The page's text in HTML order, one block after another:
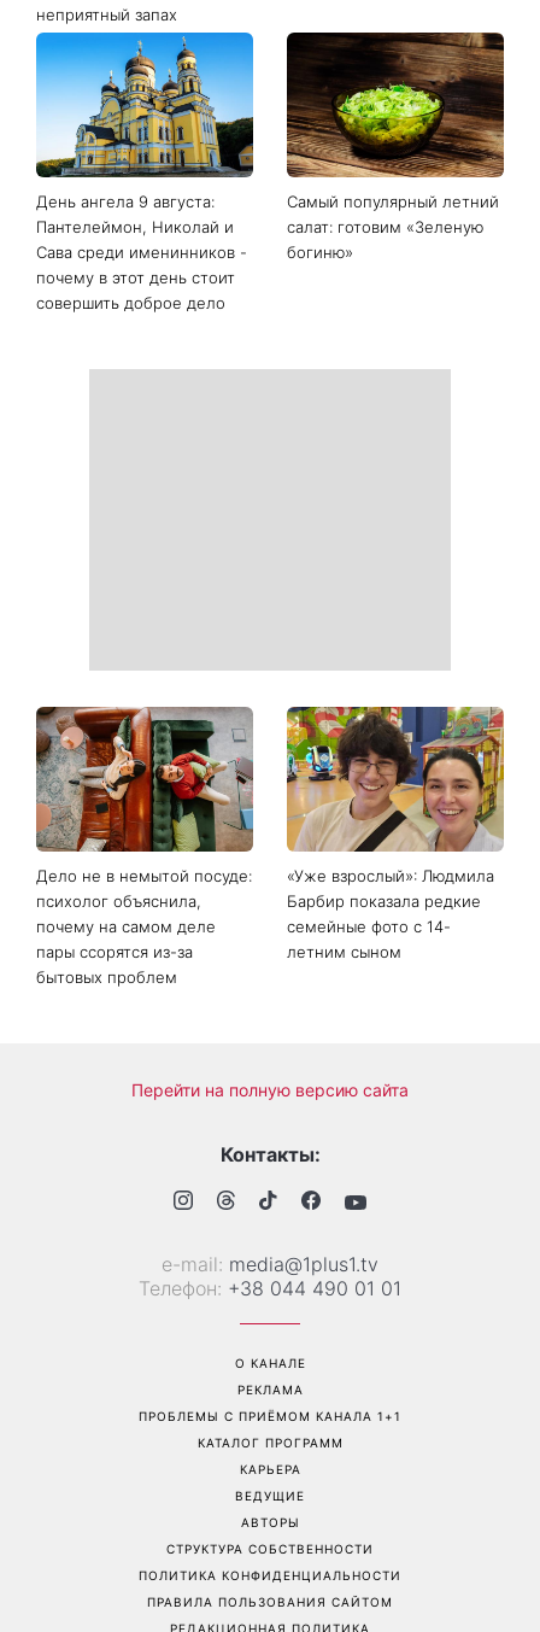
неприятный запах
День ангела 9 августа:
Пантелеймон, Николай и
Сава среди именинников -
почему в этот день стоит
совершить доброе дело
Самый популярный летний
салат: готовим «Зеленую
богиню»
Дело не в немытой посуде:
психолог объяснила,
почему на самом деле
пары ссорятся из-за
бытовых проблем
«Уже взрослый»: Людмила
Барбир показала редкие
семейные фото с 14-
летним сыном
Перейти на полную версию сайта
Контакты:
е-mail: media@1plus1.tv
Телефон: +38 044 490 01 01
О КАНАЛЕ
РЕКЛАМА
ПРОБЛЕМЫ С ПРИЁМОМ КАНАЛА 1+1
КАТАЛОГ ПРОГРАММ
КАРЬЕРА
ВЕДУЩИЕ
АВТОРЫ
СТРУКТУРА СОБСТВЕННОСТИ
ПОЛИТИКА КОНФИДЕНЦИАЛЬНОСТИ
ПРАВИЛА ПОЛЬЗОВАНИЯ САЙТОМ
РЕДАКЦИОННАЯ ПОЛИТИКА